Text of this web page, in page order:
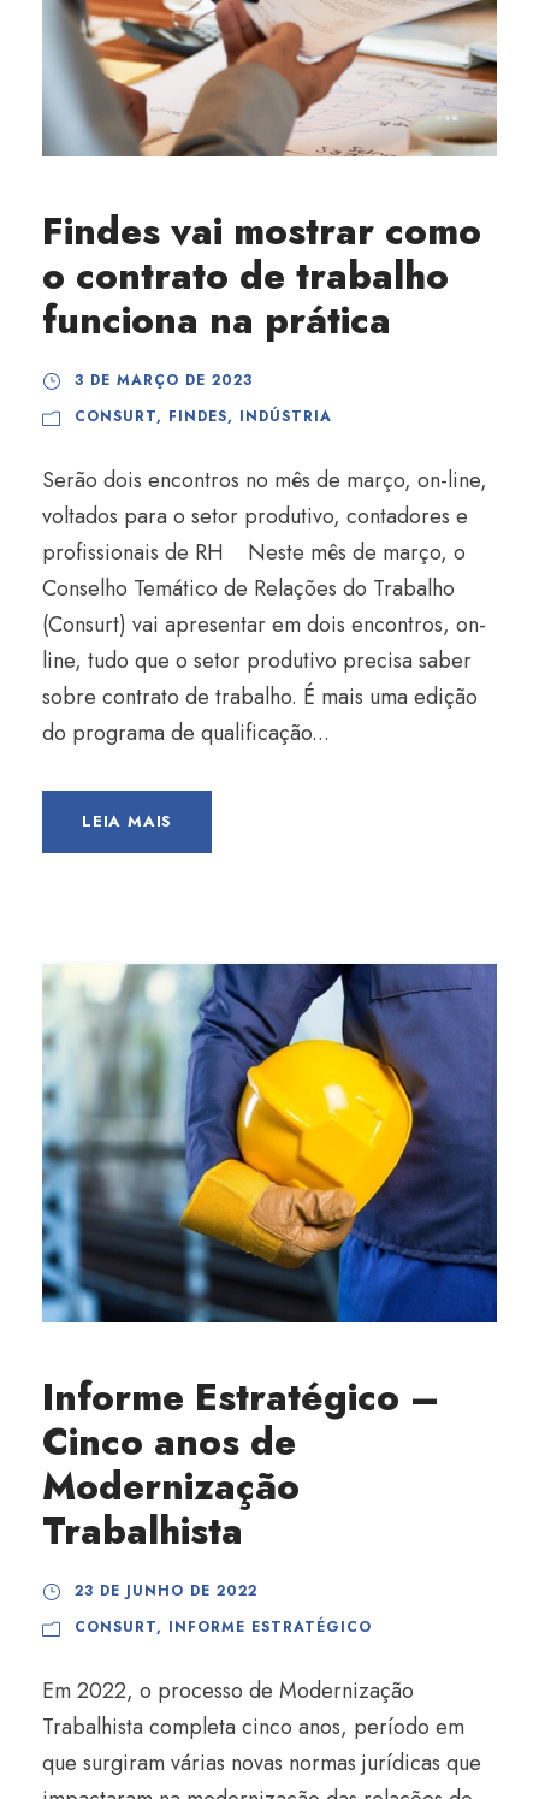
Findes vai mostrar como
o contrato de trabalho
funciona na prática
3 DE MARÇO DE 2023
CONSURT, FINDES, INDÚSTRIA
Serão dois encontros no mês de março, on-line,
voltados para o setor produtivo, contadores e
profissionais de RH Neste mês de março, o
Conselho Temático de Relações do Trabalho
(Consurt) vai apresentar em dois encontros, on-
line, tudo que o setor produtivo precisa saber
sobre contrato de trabalho. É mais uma edição
do programa de qualificação...
LEIA MAIS
Informe Estratégico –
Cinco anos de
Modernização
Trabalhista
23 DE JUNHO DE 2022
CONSURT, INFORME ESTRATÉGICO
Em 2022, o processo de Modernização
Trabalhista completa cinco anos, período em
que surgiram várias novas normas jurídicas que